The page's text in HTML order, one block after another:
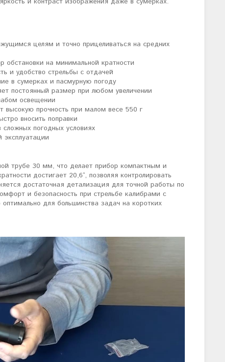
целям и точно прицеливаться на средних
обстановки на минимальной кратности
и удобство стрельбы с отдачей
в сумерках и пасмурную погоду
постоянный размер при любом увеличении
освещении
высокую прочность при малом весе 550 г
вносить поправки
погодных условиях
трубе 30 мм, что делает прибор компактным и
достигает 20,6°, позволяя контролировать
достаточная детализация для точной работы по
и безопасность при стрельбе калибрами с
для большинства задач на коротких